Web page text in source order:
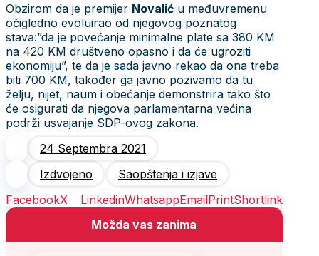
Obzirom da je premijer Novalić u međuvremenu
očigledno evoluirao od njegovog poznatog
stava:”da je povećanje minimalne plate sa 380 KM
na 420 KM društveno opasno i da će ugroziti
ekonomiju”, te da je sada javno rekao da ona treba
biti 700 KM, također ga javno pozivamo da tu
želju, nijet, naum i obećanje demonstrira tako što
će osigurati da njegova parlamentarna većina
podrži usvajanje SDP-ovog zakona.
24 Septembra 2021
Izdvojeno
Saopštenja i izjave
FacebookX LinkedinWhatsappEmailPrintShortlink
Možda vas zanima